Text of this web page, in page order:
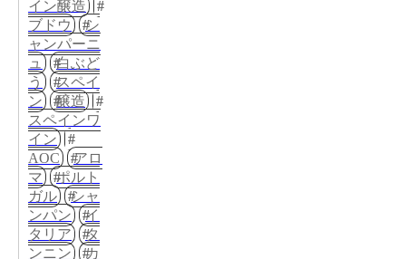
イン醸造
ブドウ
シ
ャンパーニ
ュ
白ぶど
う
スペイ
ン
醸造
スペインワ
イン
AOC
アロ
マ
ポルト
ガル
シャ
ンパン
イ
タリア
タ
ンニン
カ